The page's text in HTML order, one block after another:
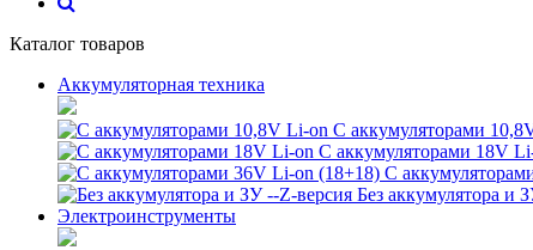
Каталог товаров
Аккумуляторная техника
С аккумуляторами
С аккумуляторами 18V
С
Без аккумулятора и
Электроинструменты